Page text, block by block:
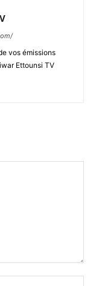
vos émissions
Ettounsi TV